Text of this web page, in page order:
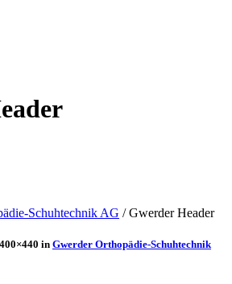
Schuhtechnik AG /Gwerder Header
in Gwerder Orthopädie-Schuhtechnik